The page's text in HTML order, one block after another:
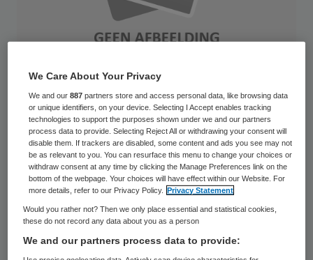
De functie van wijkverpleegkundige wordt
niet opgesplitst. Dat schrijft
staatssecretaris Martin van Rijn van VWS in
een brief aan de Tweede Kamer.
Van Rijnreageerde op vragen
kamerlid Renske Leijten.
We Care About Your Privacy
We and our887 partners store and access personal data, like browsing data
or unique identifiers, on your device. Selecting I Accept enables tracking
technologies to support the purposes shown under we and our partners
process data to provide. Selecting Reject All or withdrawing your consent will
disable them. If trackers are disabled, some content and ads you see may not
be as relevant to you. You can resurface this menu to change your choices or
withdraw consent at any time by clicking the Manage Preferences link on the
bottom of the webpage. Your choices will have effect within our Website. For
more details, refer to our Privacy Policy.
Privacy Statement
Would you rather not? Then we only place essential and statistical cookies,
these do not record any data about you as a person
We and our partners process data to provide: